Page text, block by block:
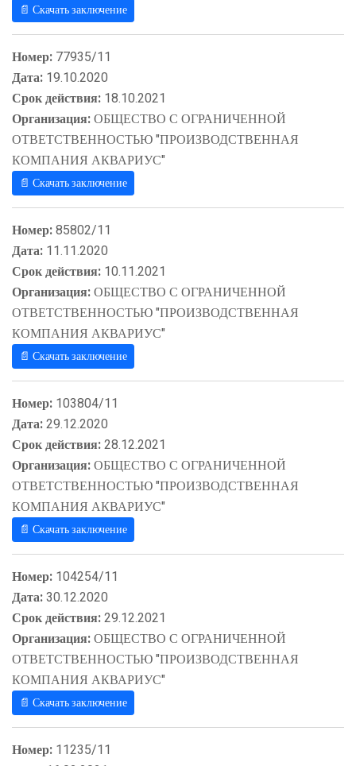
📄 Скачать заключение
Номер: 77935/11
Дата: 19.10.2020
Срок действия: 18.10.2021
Организация:ОБЩЕСТВО С ОГРАНИЧЕННОЙ
ОТВЕТСТВЕННОСТЬЮ "ПРОИЗВОДСТВЕННАЯ
КОМПАНИЯ АКВАРИУС"
📄 Скачать заключение
Номер:85802/11
Дата: 11.11.2020
Срок действия: 10.11.2021
Организация:ОБЩЕСТВО С ОГРАНИЧЕННОЙ
ОТВЕТСТВЕННОСТЬЮ "ПРОИЗВОДСТВЕННАЯ
КОМПАНИЯ АКВАРИУС"
📄 Скачать заключение
Номер: 103804/11
Дата:29.12.2020
Срок действия:28.12.2021
Организация:ОБЩЕСТВО С ОГРАНИЧЕННОЙ
ОТВЕТСТВЕННОСТЬЮ "ПРОИЗВОДСТВЕННАЯ
КОМПАНИЯ АКВАРИУС"
📄 Скачать заключение
Номер: 104254/11
Дата:30.12.2020
Срок действия:29.12.2021
Организация:ОБЩЕСТВО С ОГРАНИЧЕННОЙ
ОТВЕТСТВЕННОСТЬЮ "ПРОИЗВОДСТВЕННАЯ
КОМПАНИЯ АКВАРИУС"
📄 Скачать заключение
Номер: 11235/11